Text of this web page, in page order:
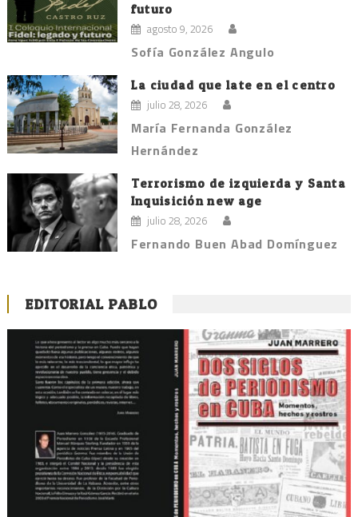
futuro
agosto 9, 2026
Sofía González Angulo
La ciudad que late en el centro
julio 28, 2026
María Fernanda González
Hernández
Terrorismo de izquierda y Santa
Inquisición new age
julio 28, 2026
Fernando Buen Abad Domínguez
EDITORIAL PABLO